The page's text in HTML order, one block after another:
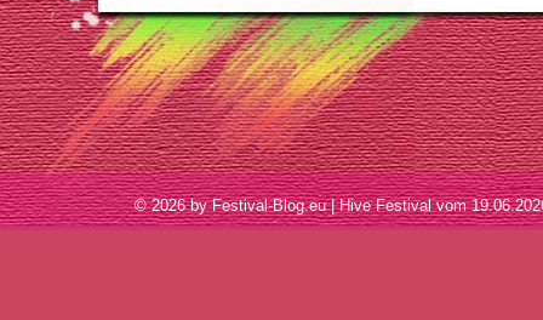
© 2026 by Festival-Blog.eu | Hive Festival vom